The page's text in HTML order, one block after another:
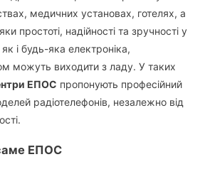
медичних установах, готелях, а
простоті, надійності та зручності у
і будь-яка електроніка,
можуть виходити з ладу. У таких
ЕПОС пропонують професійний
радіотелефонів, незалежно від
ЕПОС